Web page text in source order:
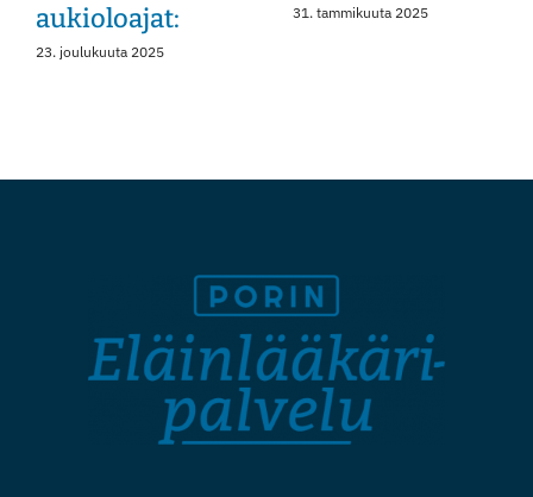
aukioloajat:
23. joulukuuta 2025
31. tammikuuta 2025